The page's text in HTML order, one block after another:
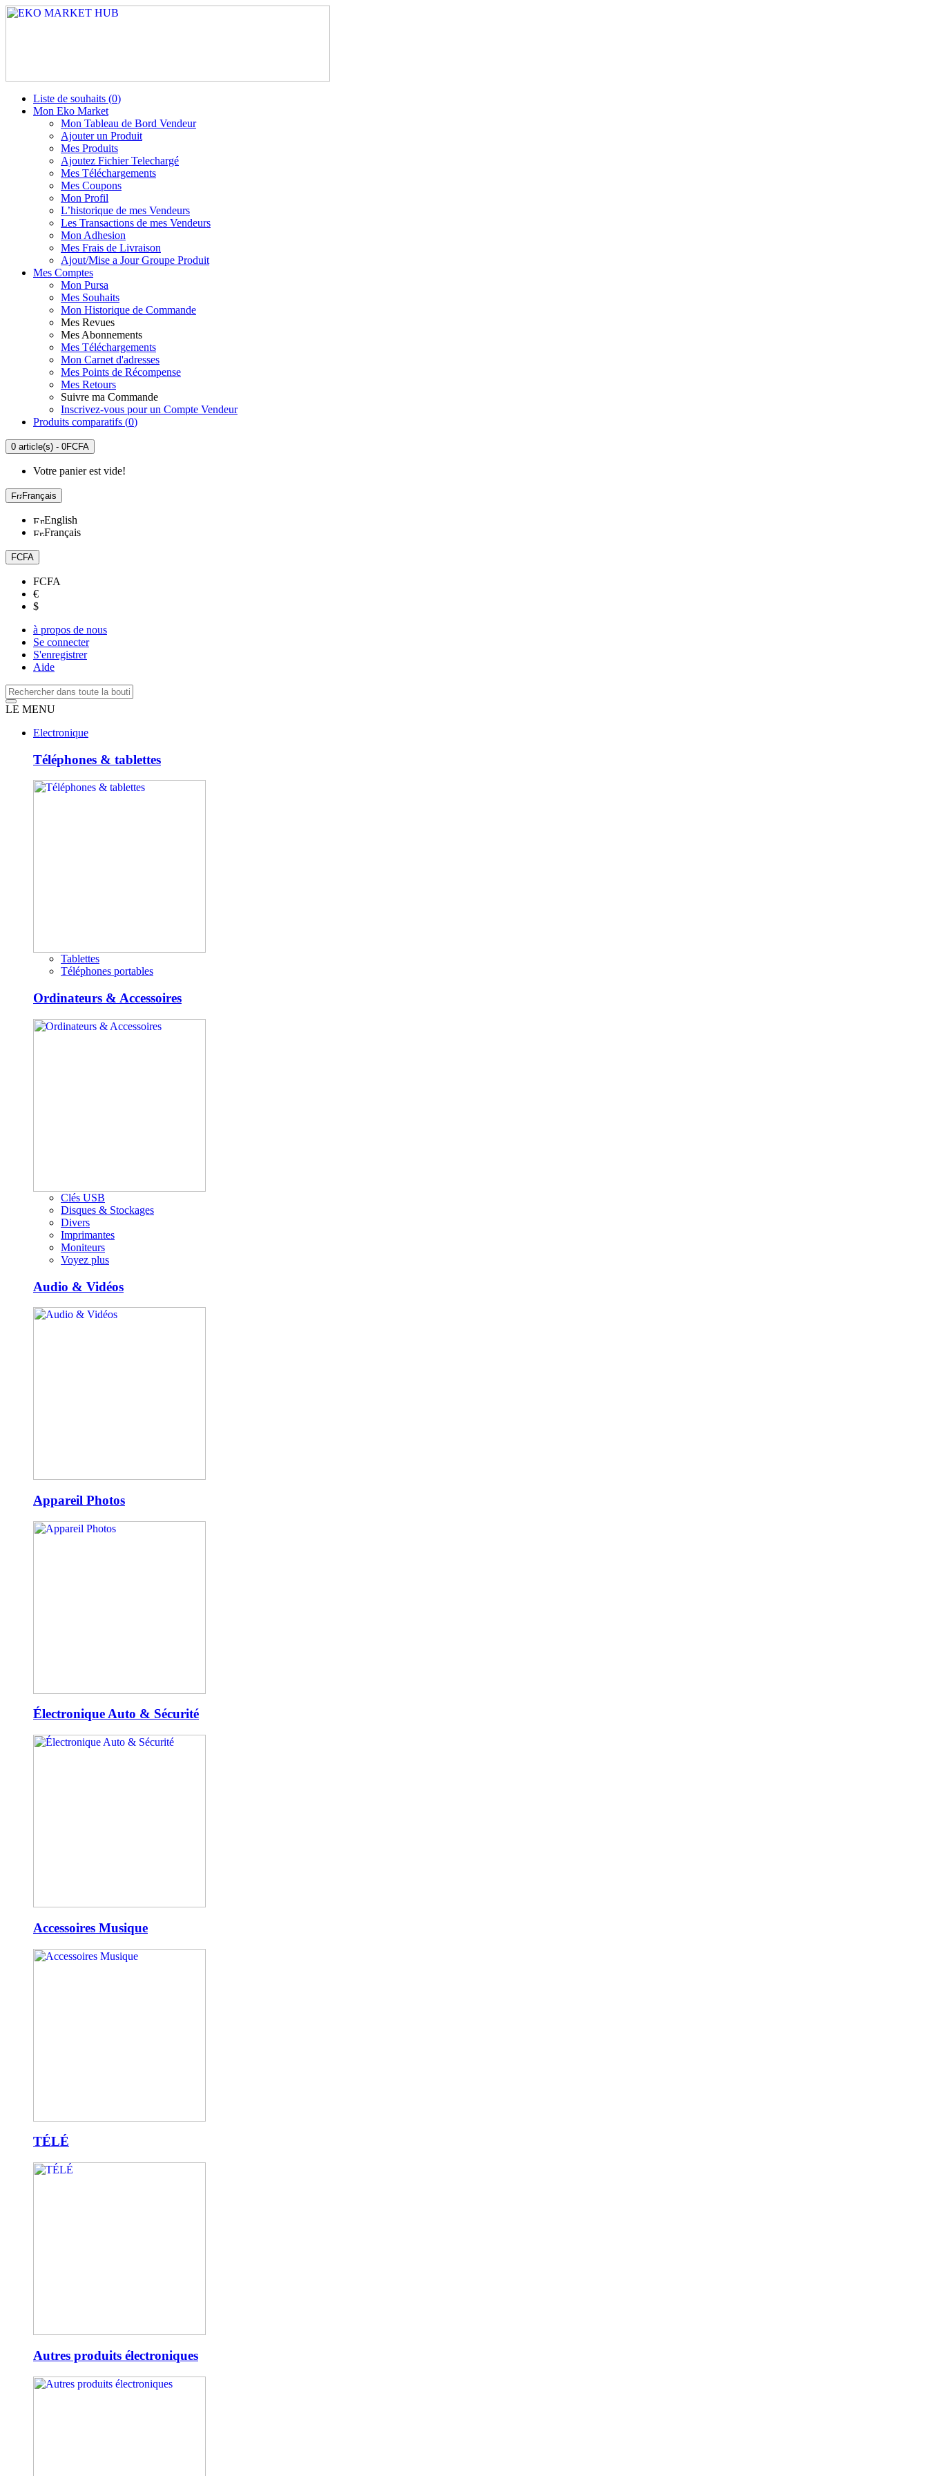
Liste de souhaits (0)
Mon Eko Market
Mon Tableau de Bord Vendeur
Ajouter un Produit
Mes Produits
Ajoutez Fichier Telechargé
Mes Téléchargements
Mes Coupons
Mon Profil
L’historique de mes Vendeurs
Les Transactions de mes Vendeurs
Mon Adhesion
Mes Frais de Livraison
Ajout/Mise a Jour Groupe Produit
Mes Comptes
Mon Pursa
Mes Souhaits
Mon Historique de Commande
Mes Revues
Mes Abonnements
Mes Téléchargements
Mon Carnet d'adresses
Mes Points de Récompense
Mes Retours
Suivre ma Commande
Inscrivez-vous pour un Compte Vendeur
Produits comparatifs (0)
0 article(s) - 0FCFA
Votre panier est vide!
Français
English
Français
FCFA
FCFA
€
$
à propos de nous
Se connecter
S'enregistrer
Aide
LE MENU
Electronique
Téléphones & tablettes
Tablettes
Téléphones portables
Ordinateurs & Accessoires
Clés USB
Disques & Stockages
Divers
Imprimantes
Moniteurs
Voyez plus
Audio & Vidéos
Appareil Photos
Électronique Auto & Sécurité
Accessoires Musique
TÉLÉ
Autres produits électroniques